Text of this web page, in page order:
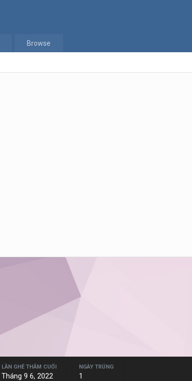
Browse
LẦN GHÉ THĂM CUỐI
Tháng 9 6, 2022
NGÀY TRÚNG
1